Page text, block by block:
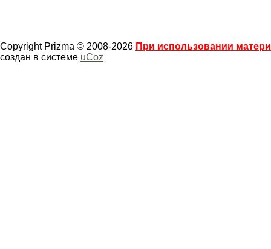
Copyright Prizma © 2008-2026 При использовании
создан в системе uCoz